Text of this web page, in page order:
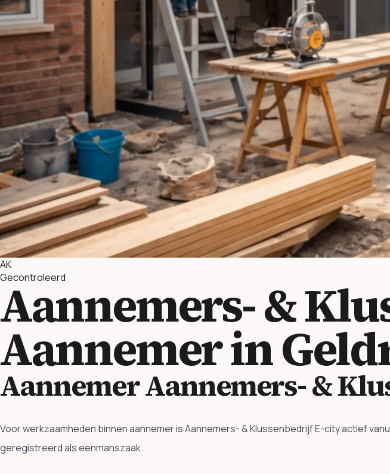
AK
Gecontroleerd
Aannemers- &
Aannemer in
Aannemer Aannemers- &
Voor werkzaamheden binnen aannemer is Aannemers- & Klussenbedrijf E-city actief
geregistreerd als eenmanszaak.